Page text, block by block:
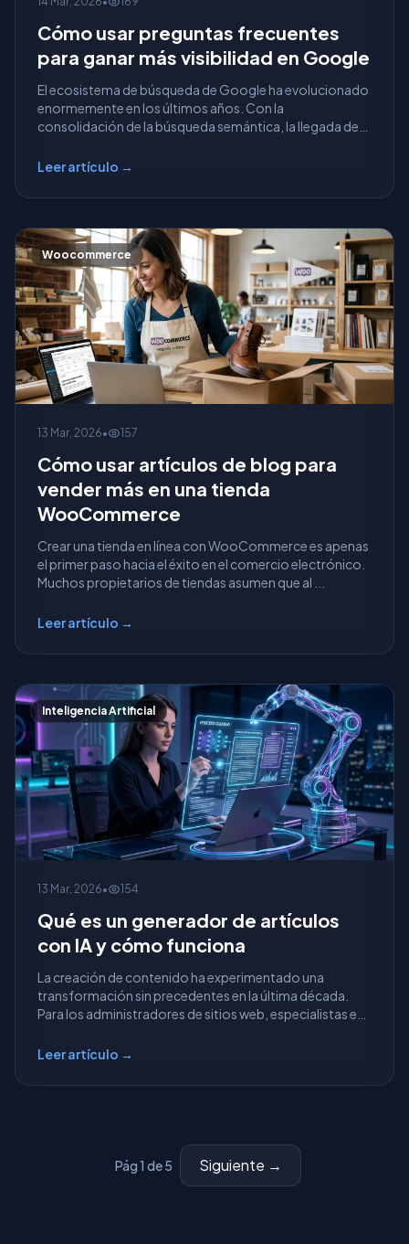
Cómo usar preguntas frecuentes
para ganar más visibilidad en Google
El ecosistema de búsqueda de Google ha evolucionado
enormemente en los últimos años. Con la
consolidación de la búsqueda semántica, la llegada de
Leer artículo →
Woocommerce
13 Mar, 2026• 157
Cómo usar artículos de blog para
vender más en una tienda
WooCommerce
Crear una tienda en línea con WooCommerce es apenas
el primer paso hacia el éxito en el comercio electrónico.
Muchos propietarios de tiendas asumen que al ...
Leer artículo →
Inteligencia Artificial
13 Mar, 2026• 154
Qué es un generador de artículos
con IA y cómo funciona
La creación de contenido ha experimentado una
transformación sin precedentes en la última década.
Para los administradores de sitios web, especialistas en
Leer artículo →
Pág 1 de 5 Siguiente →